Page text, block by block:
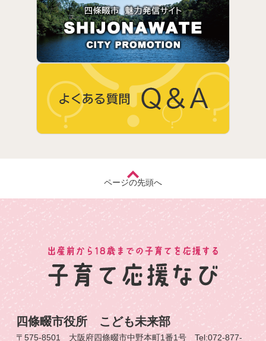
ページの先頭へ
四條畷市役所 こども未来部
〒575-8501 大阪府四條畷市中野本町1番1号 Tel:072-877-